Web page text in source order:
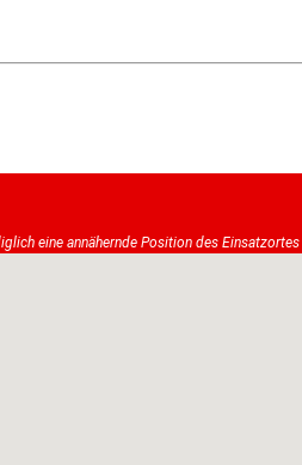
eine annähernde Position des Einsatzortes